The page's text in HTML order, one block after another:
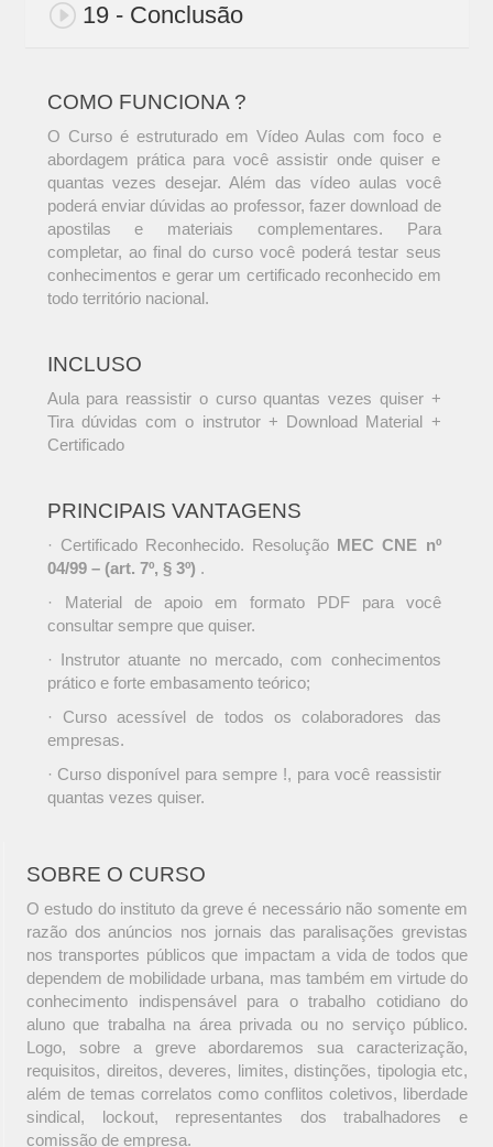
19 - Conclusão
COMO FUNCIONA ?
O Curso é estruturado em Vídeo Aulas com foco e
abordagem prática para você assistir onde quiser e
quantas vezes desejar. Além das vídeo aulas você
poderá enviar dúvidas ao professor, fazer download de
apostilas e materiais complementares. Para
completar, ao final do curso você poderá testar seus
conhecimentos e gerar um certificado reconhecido em
todo território nacional.
INCLUSO
Aula para reassistir o curso quantas vezes quiser +
Tira dúvidas com o instrutor + Download Material +
Certificado
PRINCIPAIS VANTAGENS
· Certificado Reconhecido. Resolução MEC CNE nº
04/99 – (art. 7º, § 3º) .
· Material de apoio em formato PDF para você
consultar sempre que quiser.
· Instrutor atuante no mercado, com conhecimentos
prático e forte embasamento teórico;
· Curso acessível de todos os colaboradores das
empresas.
· Curso disponível para sempre !, para você reassistir
quantas vezes quiser.
SOBRE O CURSO
O estudo do instituto da greve é necessário não somente em
razão dos anúncios nos jornais das paralisações grevistas
nos transportes públicos que impactam a vida de todos que
dependem de mobilidade urbana, mas também em virtude do
conhecimento indispensável para o trabalho cotidiano do
aluno que trabalha na área privada ou no serviço público.
Logo, sobre a greve abordaremos sua caracterização,
requisitos, direitos, deveres, limites, distinções, tipologia etc,
além de temas correlatos como conflitos coletivos, liberdade
sindical, lockout, representantes dos trabalhadores e
comissão de empresa.